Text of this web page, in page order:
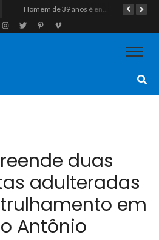
Motociclista morre após colisão com caminhão na RN-118, entre Pendências e Alto do Rodrigues
duas
adulteradas
em
Antônio